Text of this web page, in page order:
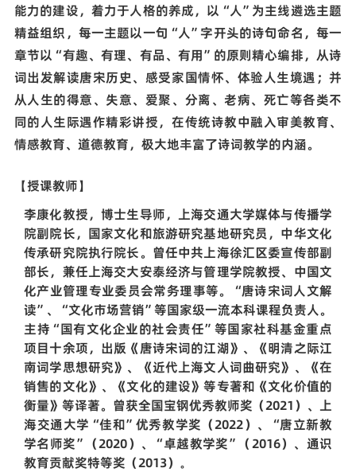
能力的建设，着力于人格的养成，以“人”为主线遴选主题
精益组织，每一主题以一句“人”字开头的诗句命名，每一
章节以“有趣、有理、有品、有用”的原则精心编排，从诗
词出发解读唐宋历史、感受家国情怀、体验人生境遇；并
从人生的得意、失意、爱聚、分离、老病、死亡等各类不
同的人生际遇作精彩讲授，在传统诗教中融入审美教育、
情感教育、道德教育，极大地丰富了诗词教学的内涵。
【授课教师】
李康化教授，博士生导师，上海交通大学媒体与传播学
院副院长，国家文化和旅游研究基地研究员，中华文化
传承研究院执行院长。曾任中共上海徐汇区委宣传部副
部长，兼任上海交大安泰经济与管理学院教授、中国文
化产业管理专业委员会常务理事等。“唐诗宋词人文解
读”、“文化市场营销”等国家级一流本科课程负责人。
主持“国有文化企业的社会责任”等国家社科基金重点
项目十余项，出版《唐诗宋词的江湖》、《明清之际江
南词学思想研究》、《近代上海文人词曲研究》、《在
销售的文化》、《文化的建设》等专著和《文化价值的
衡量》等译著。曾获全国宝钢优秀教师奖（2021）、上
海交通大学“佳和”优秀教学奖（2022）、“唐立新教
学名师奖”（2020）、“卓越教学奖”（2016）、通识
教育贡献奖特等奖（2013） 。